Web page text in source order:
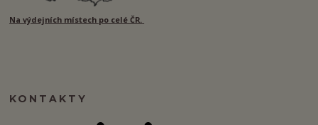
Na výdejních místech po celé ČR.
KONTAKTY